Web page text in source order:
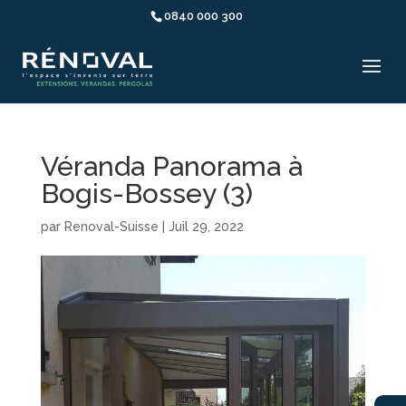
0840 000 300
Véranda Panorama à
Bogis-Bossey (3)
par Renoval-Suisse Juil 29, 2022